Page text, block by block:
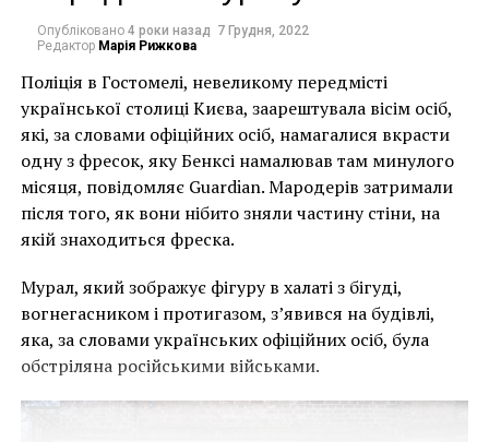
одной из пяти работ, созданных О’Брайеном и
Маккормиком для проекта «Реки Невады».
Отметим, что каждое творение мастеров было
создано из материалов, найденных в трех
водоразделах Невады.
Это сочетание искусства и науки является
фундаментальным аспектом их проектов, которые
сочетают эстетическое удовольствие для зрителя с
«Сочетание искусства
и науки – это
действительно
Опубліковано 4 роки назад 7 Грудня, 2022
Редактор Марія Рижкова
Поліція в Гостомелі, невеликому передмісті
української столиці Києва, заарештувала вісім осіб,
які, за словами офіційних осіб, намагалися вкрасти
одну з фресок, яку Бенксі намалював там минулого
місяця, повідомляє Guardian. Мародерів затримали
після того, як вони нібито зняли частину стіни, на
якій знаходиться фреска.
Мурал, який зображує фігуру в халаті з бігуді,
вогнегасником і протигазом, з’явився на будівлі,
яка, за словами українських офіційних осіб, була
обстріляна російськими військами.